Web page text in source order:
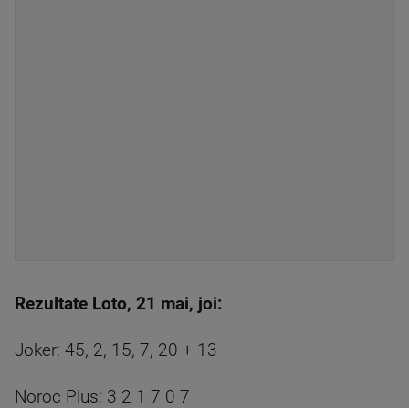
Rezultate Loto, 21 mai, joi:
Joker: 45, 2, 15, 7, 20 + 13
Noroc Plus: 3 2 1 7 0 7